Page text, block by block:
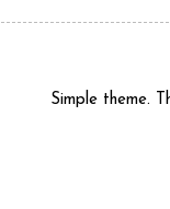
Simple theme.